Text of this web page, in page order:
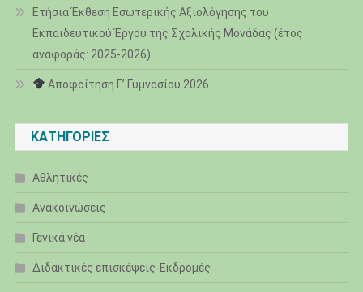
Ετήσια Έκθεση Εσωτερικής Αξιολόγησης του
Εκπαιδευτικού Έργου της Σχολικής Μονάδας (έτος
αναφοράς: 2025-2026)
Αποφοίτηση Γ’ Γυμνασίου 2026
KΑΤΗΓΟΡΊΕΣ
Αθλητικές
Ανακοινώσεις
Γενικά νέα
Διδακτικές επισκέψεις-Εκδρομές